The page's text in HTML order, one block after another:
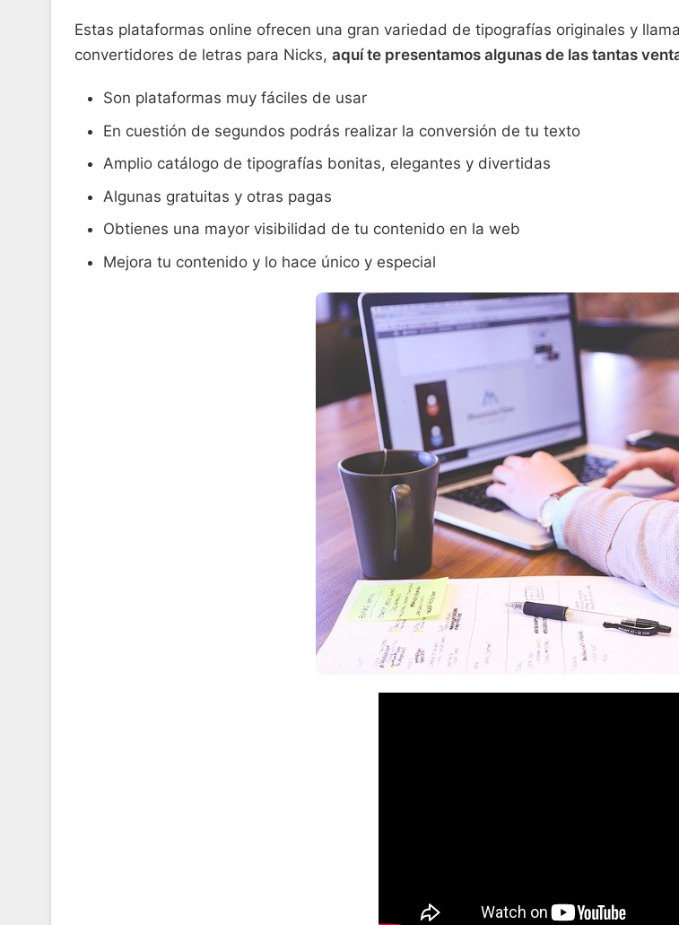
Estas plataformas online ofrecen una gran variedad de tipografías originales y
convertidores de letras para Nicks, aquí te presentamos algunas de las tantas
Son plataformas muy fáciles de usar
En cuestión de segundos podrás realizar la conversión de tu texto
Amplio catálogo de tipografías bonitas, elegantes y divertidas
Algunas gratuitas y otras pagas
Obtienes una mayor visibilidad de tu contenido en la web
Mejora tu contenido y lo hace único y especial